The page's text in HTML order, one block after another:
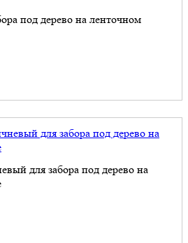
под дерево на ленточном
для забора под дерево на